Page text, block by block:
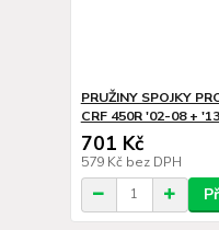
PRUŽINY SPOJKY
CRF 450R '02-08 +
701 Kč
579 Kč bez DPH